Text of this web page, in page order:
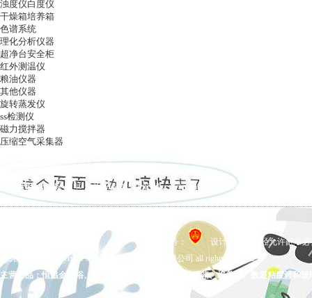
浊度仪白度仪
干燥箱培养箱
色谱系统
理化分析仪器
超净台安全柜
红外测温仪
粮油仪器
其他仪器
旋转蒸发仪
ss检测仪
磁力搅拌器
压缩空气采集器
ag凯发k8国际 | 关于ag凯发k8国际 | ag凯发k8国际的产品展示
备案号：
设计制作，未经允许翻录
ag凯发k8国际 copyright © 上海五相仪器仪表有限公司 all rights reserved.
主营产品：恒温金属浴、拍打式均质器、氮吹仪、干燥箱、培养箱、数显粘度计和